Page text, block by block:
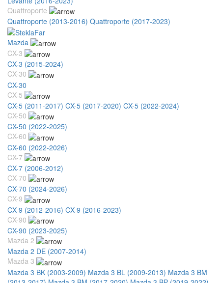
Quattroporte
Quattroporte (2013-2016) Quattroporte (2017-2023)
Mazda
CX-3
CX-3 (2015-2024)
CX-30
CX-30
CX-5
CX-5 (2011-2017) CX-5 (2017-2020) CX-5 (2022-2024)
CX-50
CX-50 (2022-2025)
CX-60
CX-60 (2022-2026)
CX-7
CX-7 (2006-2012)
CX-70
CX-70 (2024-2026)
CX-9
CX-9 (2012-2016) CX-9 (2016-2023)
CX-90
CX-90 (2023-2025)
Mazda 2
Mazda 2 DE (2007-2014)
Mazda 3
Mazda 3 BK (2003-2009) Mazda 3 BL (2009-2013) Mazda 3 BM